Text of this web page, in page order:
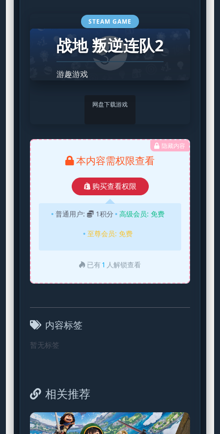
STEAM GAME
战地 叛逆连队2
游趣游戏
网盘下载游戏
隐藏内容
本内容需权限查看
购买查看权限
普通用户: 1积分 高级会员: 免费
至尊会员: 免费
已有 1 人解锁查看
内容标签
暂无标签
相关推荐